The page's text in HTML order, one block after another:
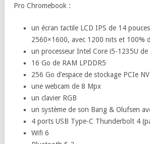
Pro Chromebook :
un écran tactile LCD IPS de 14
2560×1600, avec 1200 nits et 100%
un processeur Intel Core i5-1235U
16 Go de RAM LPDDR5
256 Go d’espace de stockage PCIe
une webcam de 8 Mpx
un clavier RGB
un système de son Bang & Olufsen
4 ports USB Type-C Thunderbolt 4
Wifi 6